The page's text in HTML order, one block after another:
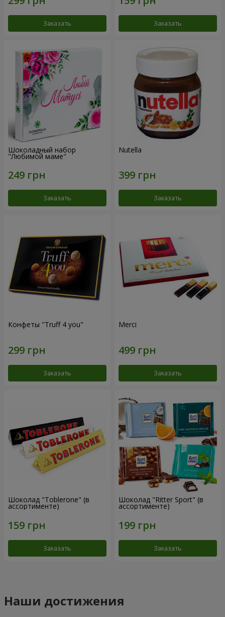
Заказать Заказать
Шоколадный набор
"Любимой маме"
Заказать
Nutella
Заказать
Конфеты "Truff 4 you"
Заказать
Merci
Заказать
Шоколад "Toblerone" (в
ассортименте)
Заказать
Шоколад "Ritter Sport" (в
ассортименте)
Заказать
Наши достижения